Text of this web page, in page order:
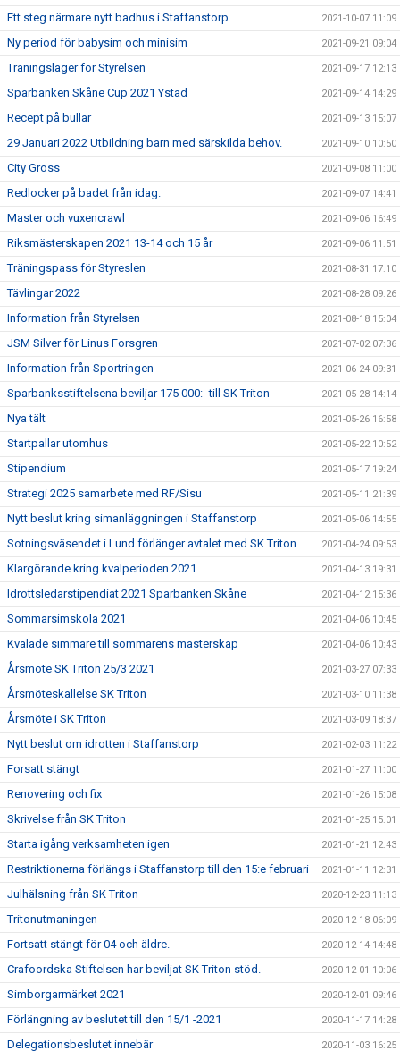
Ett steg närmare nytt badhus i Staffanstorp 2021-10-07 11:09
Ny period för babysim och minisim 2021-09-21 09:04
Träningsläger för Styrelsen 2021-09-17 12:13
Sparbanken Skåne Cup 2021 Ystad 2021-09-14 14:29
Recept på bullar 2021-09-13 15:07
29 Januari 2022 Utbildning barn med särskilda behov. 2021-09-10 10:50
City Gross 2021-09-08 11:00
Redlocker på badet från idag. 2021-09-07 14:41
Master och vuxencrawl 2021-09-06 16:49
Riksmästerskapen 2021 13-14 och 15 år 2021-09-06 11:51
Träningspass för Styreslen 2021-08-31 17:10
Tävlingar 2022 2021-08-28 09:26
Information från Styrelsen 2021-08-18 15:04
JSM Silver för Linus Forsgren 2021-07-02 07:36
Information från Sportringen 2021-06-24 09:31
Sparbanksstiftelsena beviljar 175 000:- till SK Triton 2021-05-28 14:14
Nya tält 2021-05-26 16:58
Startpallar utomhus 2021-05-22 10:52
Stipendium 2021-05-17 19:24
Strategi 2025 samarbete med RF/Sisu 2021-05-11 21:39
Nytt beslut kring simanläggningen i Staffanstorp 2021-05-06 14:55
Sotningsväsendet i Lund förlänger avtalet med SK Triton 2021-04-24 09:53
Klargörande kring kvalperioden 2021 2021-04-13 19:31
Idrottsledarstipendiat 2021 Sparbanken Skåne 2021-04-12 15:36
Sommarsimskola 2021 2021-04-06 10:45
Kvalade simmare till sommarens mästerskap 2021-04-06 10:43
Årsmöte SK Triton 25/3 2021 2021-03-27 07:33
Årsmöteskallelse SK Triton 2021-03-10 11:38
Årsmöte i SK Triton 2021-03-09 18:37
Nytt beslut om idrotten i Staffanstorp 2021-02-03 11:22
Forsatt stängt 2021-01-27 11:00
Renovering och fix 2021-01-26 15:08
Skrivelse från SK Triton 2021-01-25 15:01
Starta igång verksamheten igen 2021-01-21 12:43
Restriktionerna förlängs i Staffanstorp till den 15:e februari 2021-01-11 12:31
Julhälsning från SK Triton 2020-12-23 11:13
Tritonutmaningen 2020-12-18 06:09
Fortsatt stängt för 04 och äldre. 2020-12-14 14:48
Crafoordska Stiftelsen har beviljat SK Triton stöd. 2020-12-01 10:06
Simborgarmärket 2021 2020-12-01 09:46
Förlängning av beslutet till den 15/1 -2021 2020-11-17 14:28
Delegationsbeslutet innebär 2020-11-03 16:25